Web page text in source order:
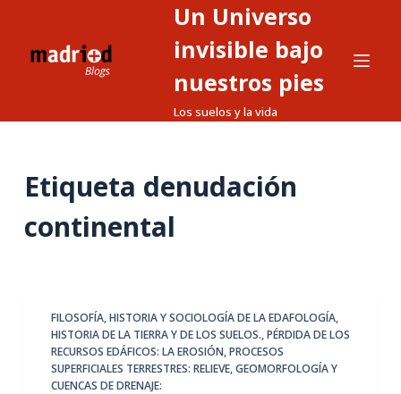
o
Un Universo
invisible bajo
nuestros pies
Los suelos y la vida
Etiqueta denudación
continental
FILOSOFÍA, HISTORIA Y SOCIOLOGÍA DE LA EDAFOLOGÍA,
HISTORIA DE LA TIERRA Y DE LOS SUELOS.,PÉRDIDA DE LOS
RECURSOS EDÁFICOS: LA EROSIÓN,PROCESOS
SUPERFICIALES TERRESTRES: RELIEVE, GEOMORFOLOGÍA Y
CUENCAS DE DRENAJE: